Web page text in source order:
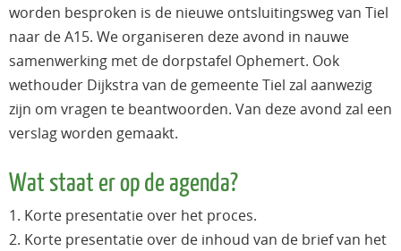
worden besproken is de nieuwe ontsluitingsweg van Tiel
naar de A15. We organiseren deze avond in nauwe
samenwerking met de dorpstafel Ophemert. Ook
wethouder Dijkstra van de gemeente Tiel zal aanwezig
zijn om vragen te beantwoorden. Van deze avond zal een
verslag worden gemaakt.
Wat staat er op de agenda?
1. Korte presentatie over het proces.
2. Korte presentatie over de inhoud van de brief van het